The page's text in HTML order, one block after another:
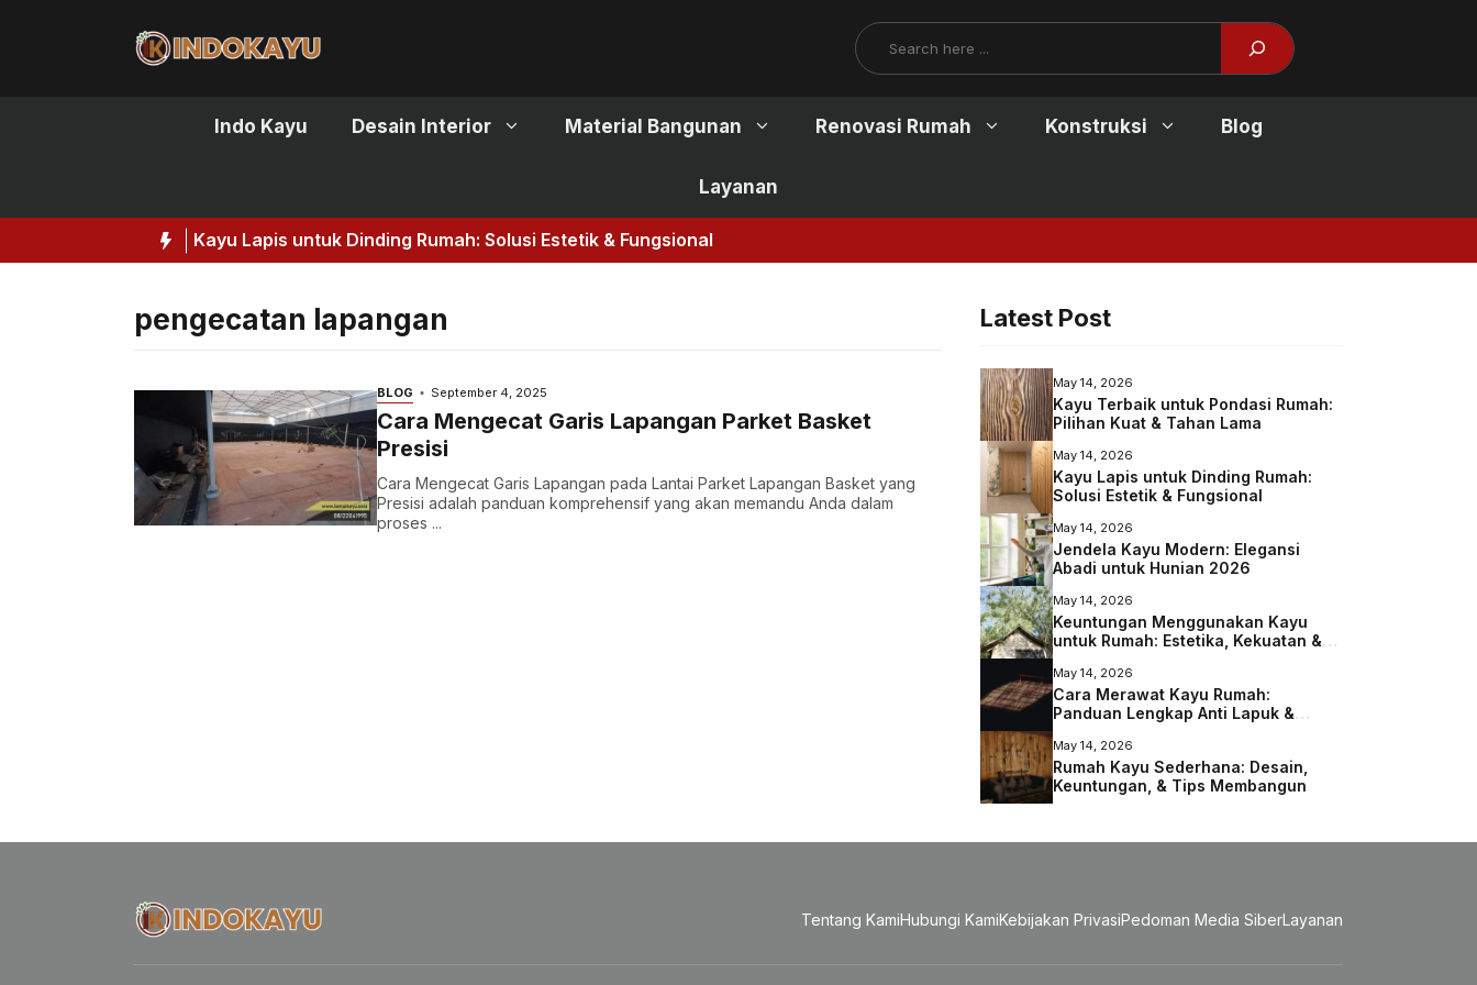
Search Facebook
Indo Kayu Desain Interior Material Bangunan Renovasi Rumah Konstruksi Blog
Layanan
Kayu Lapis untuk Dinding Rumah: Solusi Estetik & Fungsional
pengecatan lapangan
BLOG September 4, 2025
Cara Mengecat Garis Lapangan Parket Basket
Presisi
Cara Mengecat Garis Lapangan pada Lantai Parket Lapangan Basket yang
Presisi adalah panduan komprehensif yang akan memandu Anda dalam
proses ...
Latest Post
May 14, 2026
Kayu Terbaik untuk Pondasi Rumah:
Pilihan Kuat & Tahan Lama
May 14, 2026
Kayu Lapis untuk Dinding Rumah:
Solusi Estetik & Fungsional
May 14, 2026
Jendela Kayu Modern: Elegansi
Abadi untuk Hunian 2026
May 14, 2026
Keuntungan Menggunakan Kayu
untuk Rumah: Estetika, Kekuatan &
May 14, 2026
Cara Merawat Kayu Rumah:
Panduan Lengkap Anti Lapuk &
May 14, 2026
Rumah Kayu Sederhana: Desain,
Keuntungan, & Tips Membangun
Tentang KamiHubungi KamiKebijakan PrivasiPedoman Media SiberLayanan